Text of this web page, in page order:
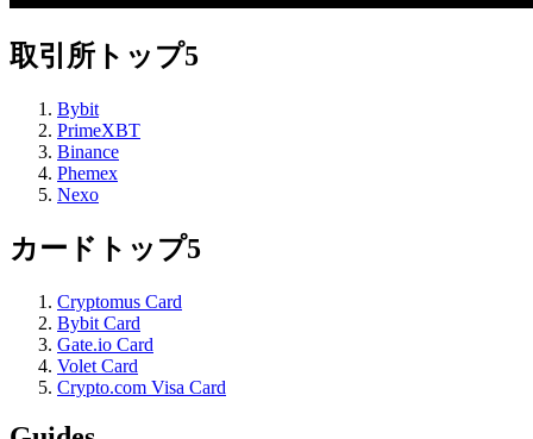
取引所トップ5
Bybit
PrimeXBT
Binance
Phemex
Nexo
カードトップ5
Cryptomus Card
Bybit Card
Gate.io Card
Volet Card
Crypto.com Visa Card